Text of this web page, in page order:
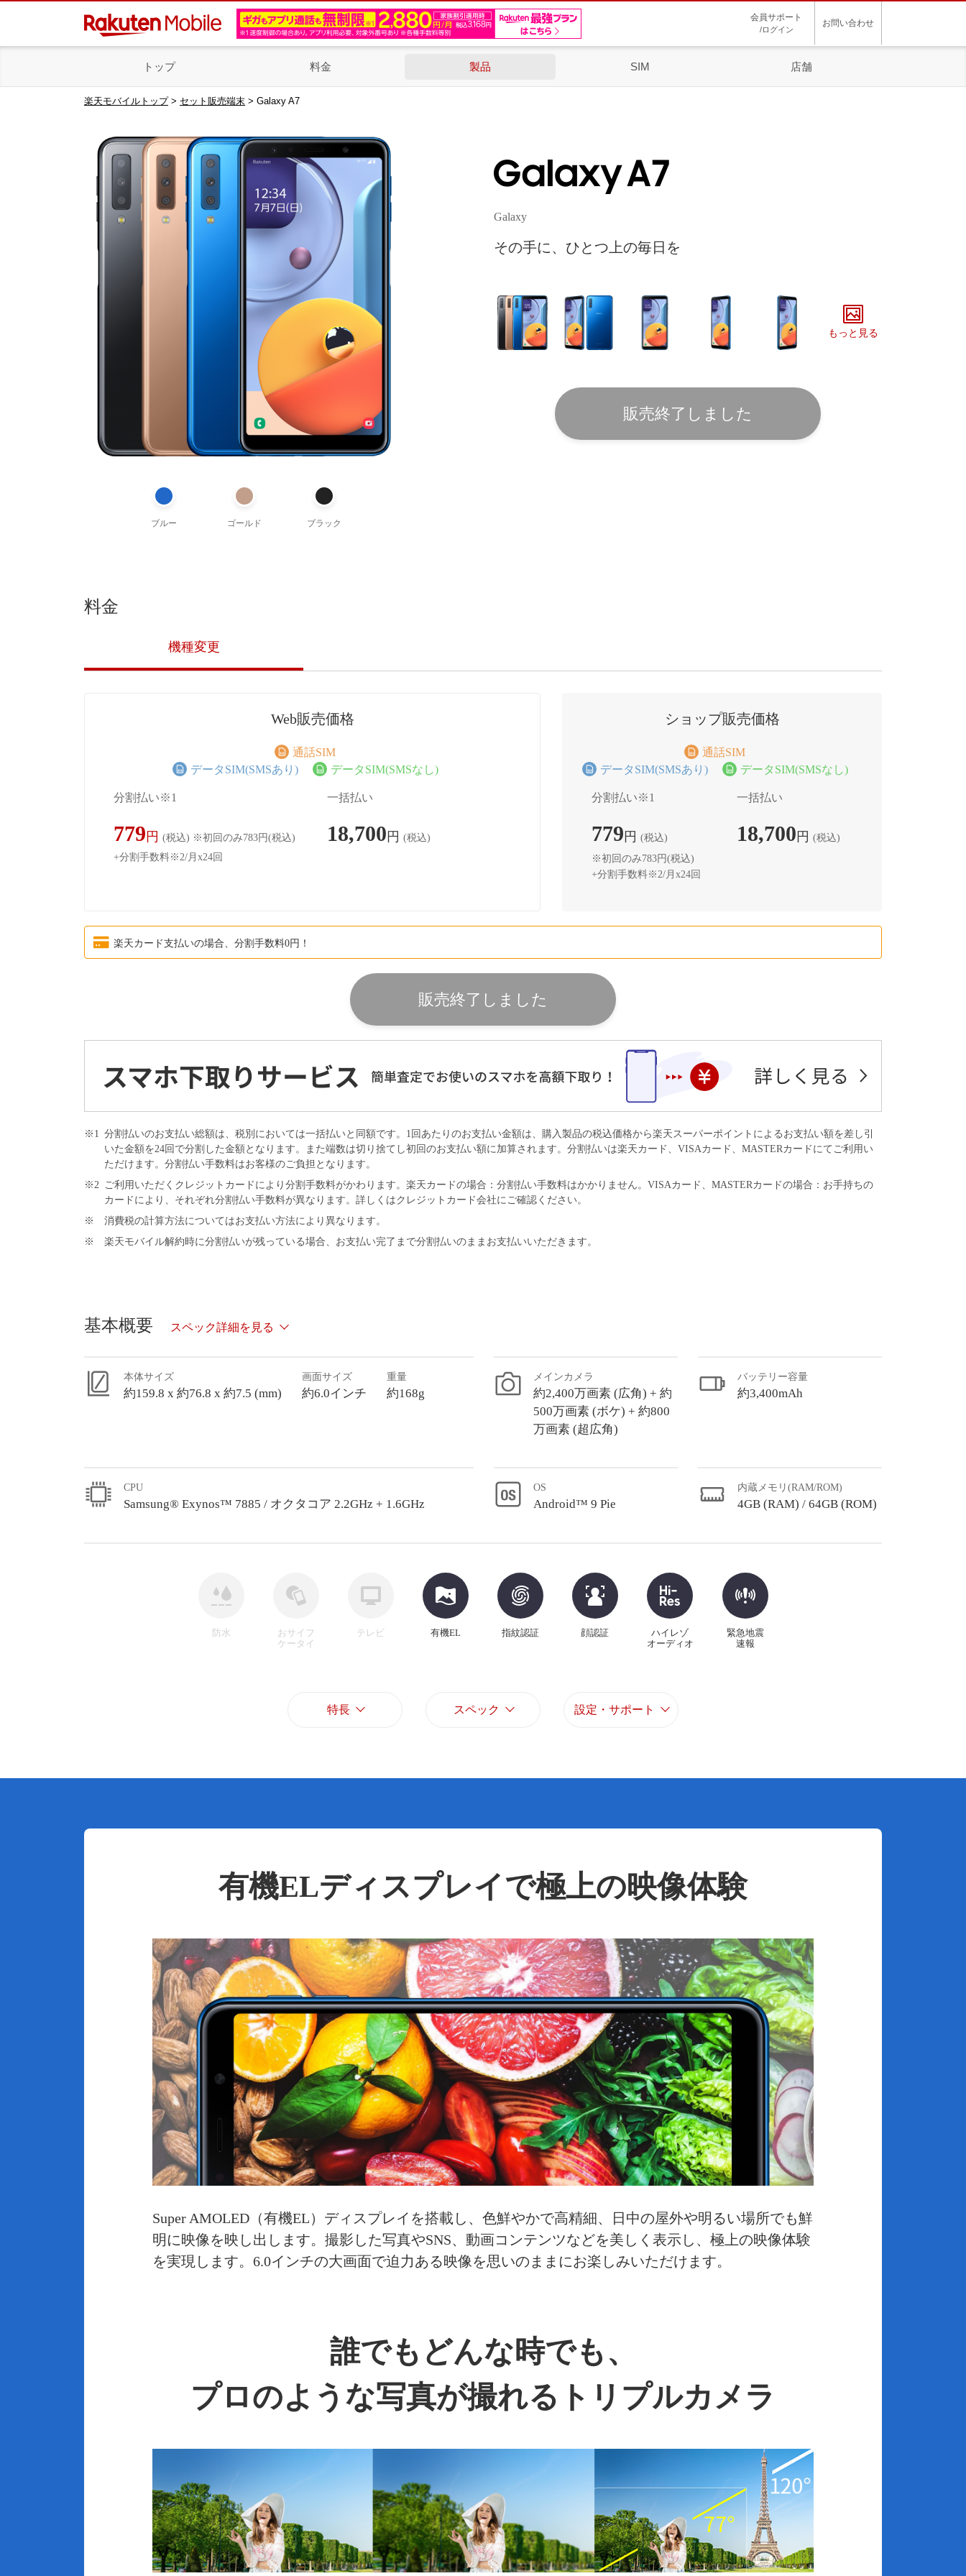
会員サポート
/ログイン
お問い合わせ
トップ 料金 製品 SIM 店舗
楽天モバイルトップ> セット販売端末 > Galaxy A7
ブルー ゴールド ブラック
Galaxy
その手に、ひとつ上の毎日を
もっと見る
販売終了しました
料金
機種変更
Web販売価格
通話SIM
データSIM(SMSあり)
データSIM(SMSなし)
分割払い※1
779円 (税込) ※初回のみ783円(税込)
+分割手数料※2/月x24回
一括払い
18,700円 (税込)
ショップ販売価格
通話SIM
データSIM(SMSあり)
データSIM(SMSなし)
分割払い※1
779円 (税込)
※初回のみ783円(税込)
+分割手数料※2/月x24回
一括払い
18,700円 (税込)
楽天カード支払いの場合、分割手数料0円！
販売終了しました
※1
分割払いのお支払い総額は、税別においては一括払いと同額です。1回あたりのお支払い金額は、購入製品の税込価格から楽天スーパーポイントによるお支払い額を差し引
いた金額を24回で分割した金額となります。また端数は切り捨てし初回のお支払い額に加算されます。分割払いは楽天カード、VISAカード、MASTERカードにてご利用い
ただけます。分割払い手数料はお客様のご負担となります。
※2
ご利用いただくクレジットカードにより分割手数料がかわります。楽天カードの場合：分割払い手数料はかかりません。VISAカード、MASTERカードの場合：お手持ちの
カードにより、それぞれ分割払い手数料が異なります。詳しくはクレジットカード会社にご確認ください。
※
消費税の計算方法についてはお支払い方法により異なります。
※
楽天モバイル解約時に分割払いが残っている場合、お支払い完了まで分割払いのままお支払いいただきます。
基本概要 スペック詳細を見る
本体サイズ
約159.8 x 約76.8 x 約7.5 (mm)
画面サイズ
約6.0インチ
重量
約168g
メインカメラ
約2,400万画素 (広角) + 約
500万画素 (ボケ) + 約800
万画素 (超広角)
バッテリー容量
約3,400mAh
CPU
Samsung® Exynos™ 7885 / オクタコア 2.2GHz + 1.6GHz
OS
Android™ 9 Pie
内蔵メモリ(RAM/ROM)
4GB (RAM) / 64GB (ROM)
防水
おサイフ
ケータイ
テレビ 有機EL 指紋認証 顔認証
ハイレゾ
オーディオ
緊急地震
速報
特長 スペック 設定・サポート
有機ELディスプレイで極上の映像体験
Super AMOLED（有機EL）ディスプレイを搭載し、色鮮やかで高精細、日中の屋外や明るい場所でも鮮
明に映像を映し出します。撮影した写真やSNS、動画コンテンツなどを美しく表示し、極上の映像体験
を実現します。6.0インチの大画面で迫力ある映像を思いのままにお楽しみいただけます。
誰でもどんな時でも、
プロのような写真が撮れるトリプルカメラ